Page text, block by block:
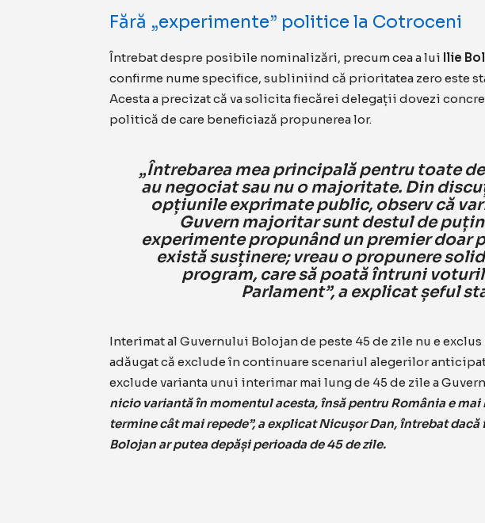
Fără „experimente” politice la Cotroceni
Întrebat despre posibile nominalizări, precum cea a lui Ilie
confirme nume specifice, subliniind că prioritatea zero este
Acesta a precizat că va solicita fiecărei delegații dovezi
politică de care beneficiază propunerea lor.
„Întrebarea mea principală pentru toate
au negociat sau nu o majoritate. Din
opțiunile exprimate public, observ că
Guvern majoritar sunt destul de
experimente propunând un premier doar
există susținere; vreau o propunere
program, care să poată întruni
Parlament”, a explicat șeful
Interimat al Guvernului Bolojan de peste 45 de zile nu e
adăugat că exclude în continuare scenariul alegerilor
exclude varianta unui interimar mai lung de 45 de zile a
nicio variantă în momentul acesta, însă pentru România e mai
termine cât mai repede”, a explicat Nicușor Dan, întrebat
Bolojan ar putea depăși perioada de 45 de zile.